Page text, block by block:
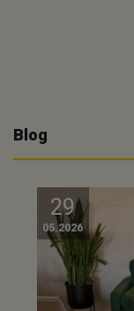
Blog
29
05.2026